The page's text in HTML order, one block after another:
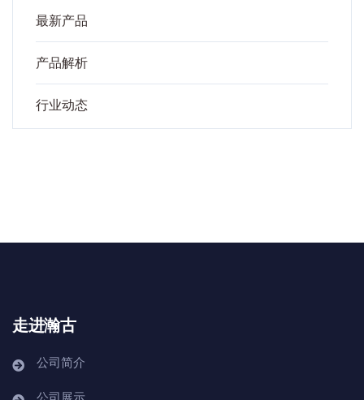
最新产品
产品解析
行业动态
走进瀚古
公司简介